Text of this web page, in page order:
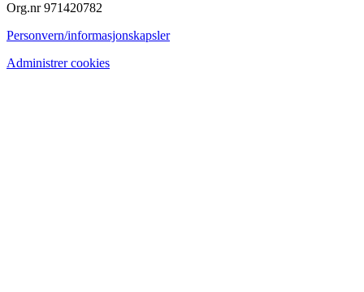
Org.nr 971420782
Personvern/informasjonskapsler
Administrer cookies